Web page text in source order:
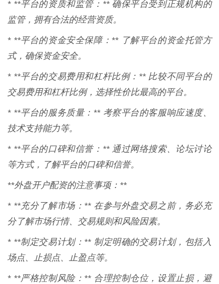
* **平台的资质和监管：** 确保平台受到正规机构的
监管，拥有合法的经营资质。
* **平台的资金安全保障：** 了解平台的资金托管方
式，确保资金安全。
* **平台的交易费用和杠杆比例：** 比较不同平台的
交易费用和杠杆比例，选择性价比最高的平台。
* **平台的服务质量：** 考察平台的客服响应速度、
技术支持能力等。
* **平台的口碑和信誉：** 通过网络搜索、论坛讨论
等方式，了解平台的口碑和信誉。
**外盘开户配资的注意事项：**
* **充分了解市场：** 在参与外盘交易之前，务必充
分了解市场行情、交易规则和风险因素。
* **制定交易计划：** 制定明确的交易计划，包括入
场点、止损点、止盈点等。
* **严格控制风险：** 合理控制仓位，设置止损，避